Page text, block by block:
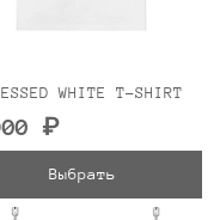
WHITE T-SHIRT
₽
Выбрать